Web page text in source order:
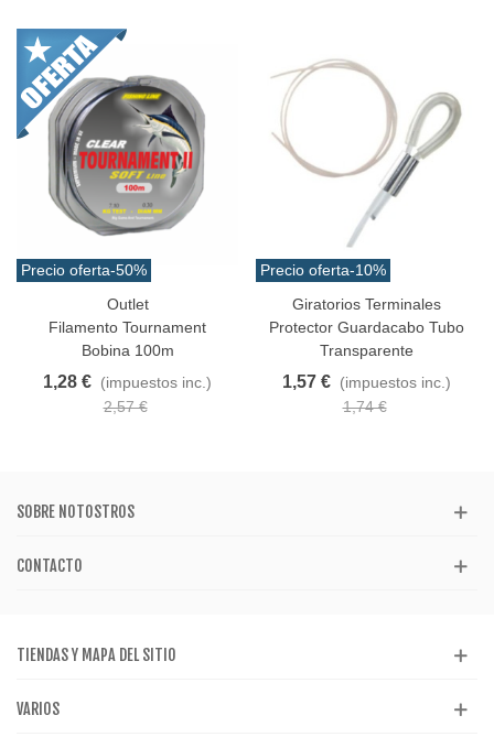
Precio oferta-50%
Outlet
Filamento Tournament
Bobina 100m
1,28 € (impuestos inc.)
2,57 €
Precio oferta-10%
Giratorios Terminales
Protector Guardacabo Tubo
Transparente
1,57 € (impuestos inc.)
1,74 €
SOBRE NOTOSTROS
CONTACTO
TIENDAS Y MAPA DEL SITIO
VARIOS